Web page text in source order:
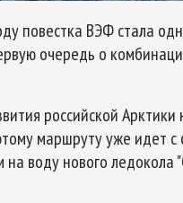
повестка ВЭФ стала
очередь о
российской
маршруту уже идет
на воду нового ледокола